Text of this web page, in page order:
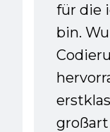
für die
bin.